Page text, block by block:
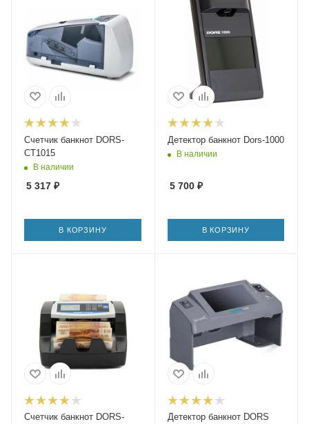
Счетчик банкнот DORS-
CT1015
В наличии
5 317 ₽
В КОРЗИНУ
Детектор банкнот Dors-1000
В наличии
5 700₽
В КОРЗИНУ
Счетчик банкнот DORS-
Детектор банкнот DORS